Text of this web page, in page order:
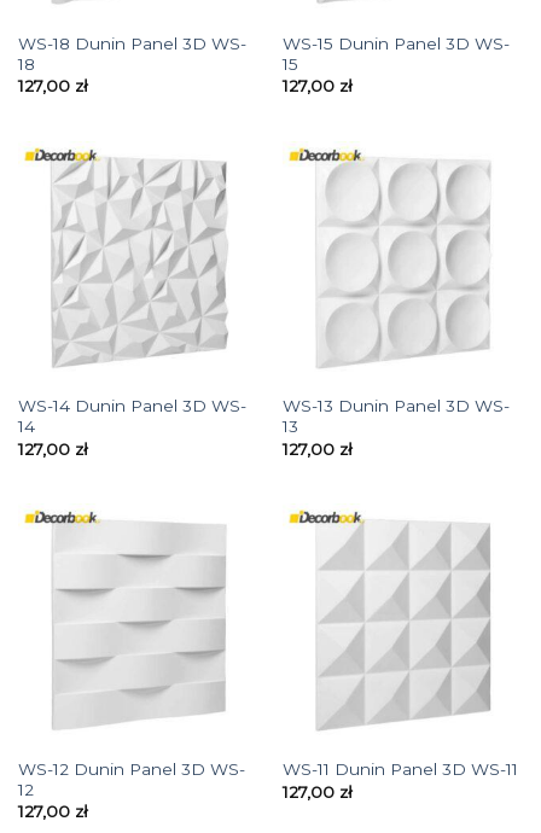
WS-18 Dunin Panel 3D WS-
18
127,00 zł
WS-15 Dunin Panel 3D WS-
15
127,00 zł
WS-14 Dunin Panel 3D WS-
14
127,00 zł
WS-13 Dunin Panel 3D WS-
13
127,00 zł
WS-12 Dunin Panel 3D WS-
12
127,00 zł
WS-11 Dunin Panel 3D WS-11
127,00 zł